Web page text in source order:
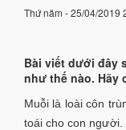
Thứ năm - 25/04/2019
Bài viết dưới đây
như thế nào. Hãy
Muỗi là loài côn
toái cho con người.